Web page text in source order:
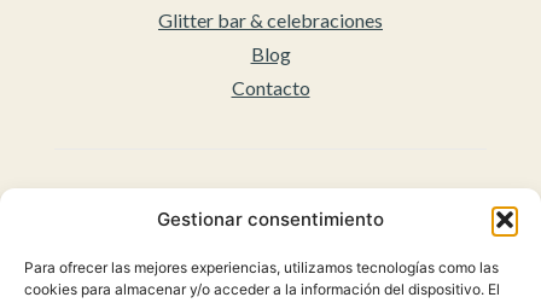
Gestionar consentimiento
Para ofrecer las mejores experiencias, utilizamos tecnologías como las
cookies para almacenar y/o acceder a la información del dispositivo. El
Glitter bar & celebraciones
Blog
Contacto
Accesibilidad